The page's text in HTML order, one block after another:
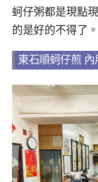
蚵仔粥都是現點
的是好的不得了。
東石順蚵仔煎 內